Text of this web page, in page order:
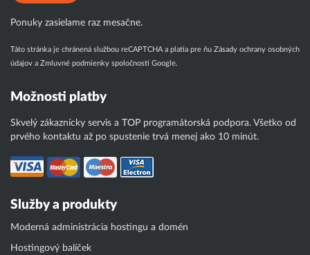
Ponuky zasielame raz mesačne.
Táto stránka je chránená službou reCAPTCHA a platia pre ňu Zásady ochrany osobných
údajov a Zmluvné podmienky spoločnosti Google.
Možnosti platby
Skvelý zákaznícky servis a TOP programátorská podpora. Všetko od
prvého kontaktu až po spustenie trvá menej ako 10 minút.
Služby a produkty
Moderná administrácia hostingu a domén
Hostingový balíček